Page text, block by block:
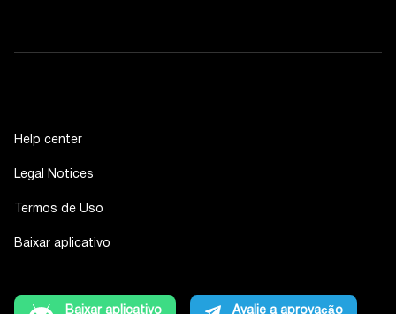
Help center
Legal Notices
Termos de Uso
Baixar aplicativo
Baixar aplicativo Avalie a aprovação